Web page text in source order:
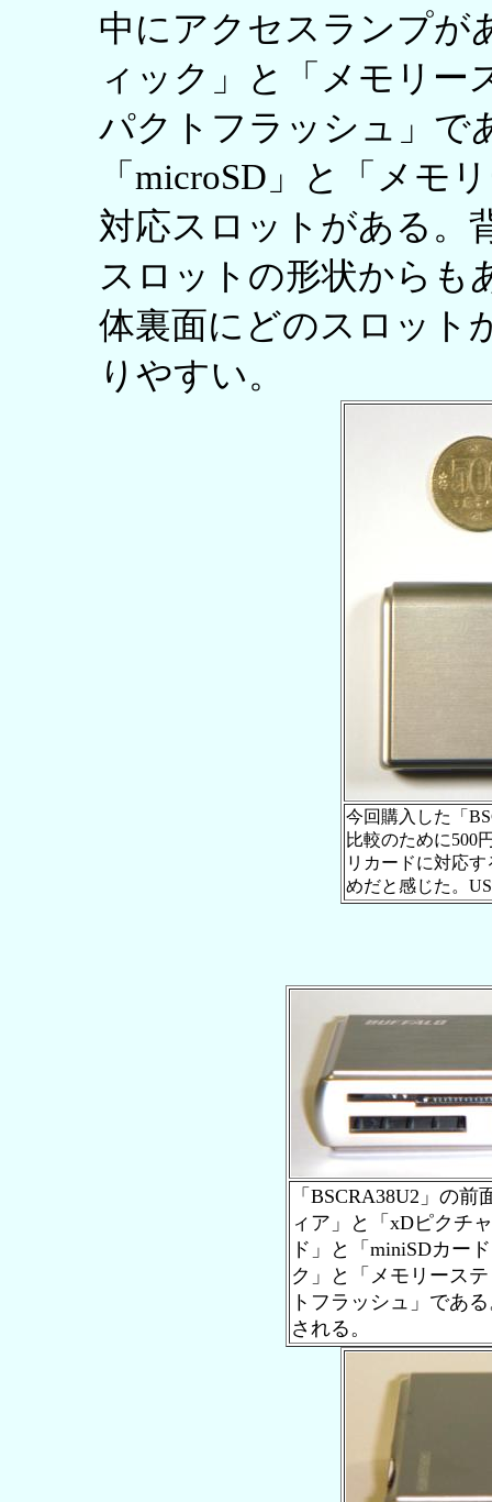
中にアクセスランプが
ィック」と「メモリー
パクトフラッシュ」で
「microSD」と「メモ
対応スロットがある。
スロットの形状からも
体裏面にどのスロット
りやすい。
今回購入した「
比較のために500
リカードに対応
めだと感じた。
「BSCRA38U2」の
ィア」と「xDピクチ
ド」と「miniSDカー
ク」と「メモリース
トフラッシュ」であ
される。